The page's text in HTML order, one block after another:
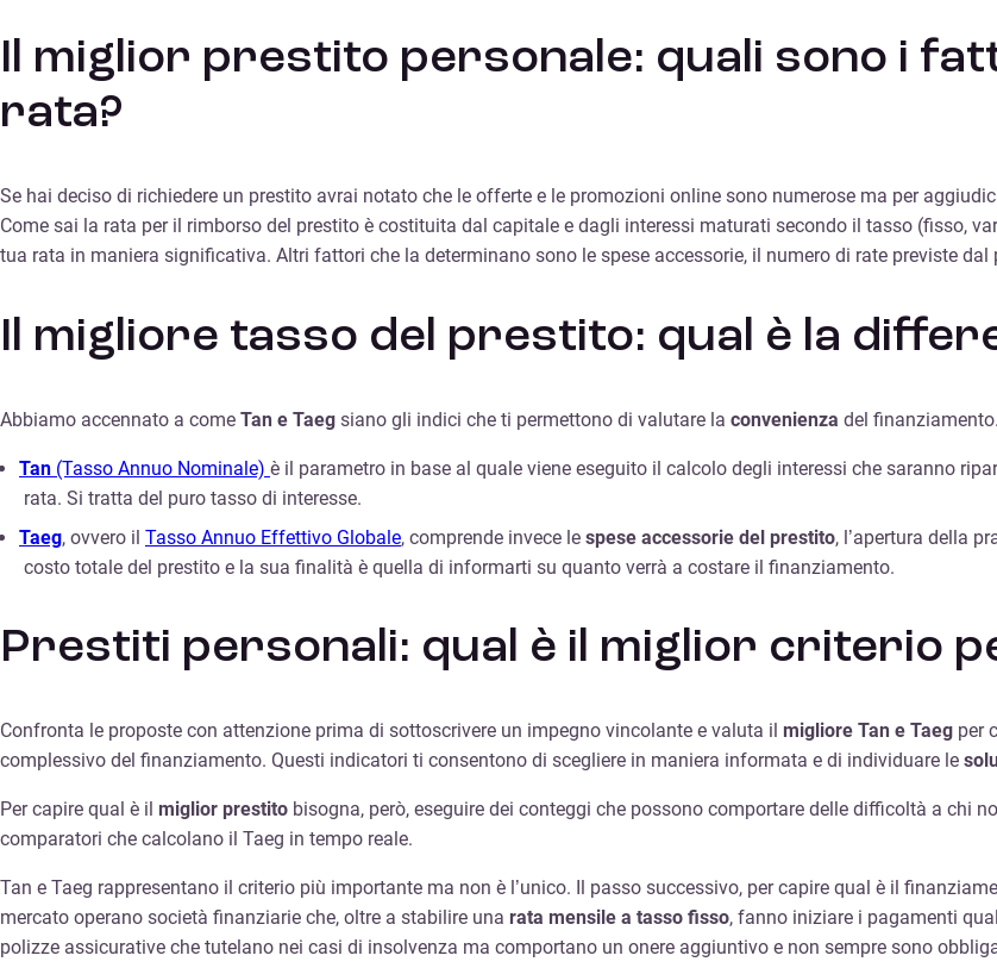
Il miglior prestito personale: quali sono i
rata?
Se hai deciso di richiedere un prestito avrai notato che le offerte e le promozioni online sono numerose ma per
Come sai la rata per il rimborso del prestito è costituita dal capitale e dagli interessi maturati secondo il tasso (fisso,
tua rata in maniera significativa. Altri fattori che la determinano sono le spese accessorie, il numero di rate previste
Il migliore tasso del prestito: qual è la
Abbiamo accennato a come Tan e Taeg siano gli indici che ti permettono di valutare la convenienza del
Tan (Tasso Annuo Nominale) è il parametro in base al quale viene eseguito il calcolo degli interessi che saranno
rata. Si tratta del puro tasso di interesse.
Taeg, ovvero il Tasso Annuo Effettivo Globale, comprende invece le spese accessorie del prestito, l’apertura della
costo totale del prestito e la sua finalità è quella di informarti su quanto verrà a costare il finanziamento.
Prestiti personali: qual è il miglior criterio
Confronta le proposte con attenzione prima di sottoscrivere un impegno vincolante e valuta il migliore Tan e Taeg per
complessivo del finanziamento. Questi indicatori ti consentono di scegliere in maniera informata e di individuare le
Per capire qual è il miglior prestito bisogna, però, eseguire dei conteggi che possono comportare delle difficoltà a chi
comparatori che calcolano il Taeg in tempo reale.
Tan e Taeg rappresentano il criterio più importante ma non è l’unico. Il passo successivo, per capire qual è il
mercato operano società finanziarie che, oltre a stabilire una rata mensile a tasso fisso, fanno iniziare i pagamenti
polizze assicurative che tutelano nei casi di insolvenza ma comportano un onere aggiuntivo e non sempre sono